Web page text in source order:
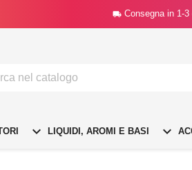
 Consegna in 1-3
 LIQUIDI, AROMI E BASI 